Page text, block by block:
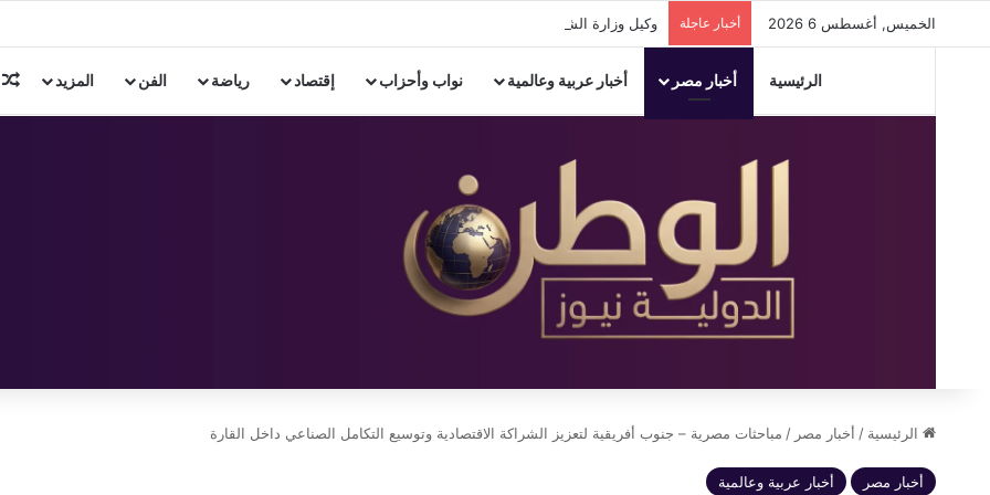
الخميس, أغسطس 6 2026 أخبار عاجلة وكيل وزارة الشباب والرياضة بالإسكندرية تبحث سبل دعم استقرار النادي الأوليمبي
الرئيسية أخبار مصر أخبار عربية وعالمية نواب وأحزاب إقتصاد رياضة الفن المزيد
الرئيسية / أخبار مصر / مباحثات مصرية – جنوب أفريقية لتعزيز الشراكة الاقتصادية وتوسيع التكامل الصناعي داخل القارة
أخبار مصر أخبار عربية وعالمية